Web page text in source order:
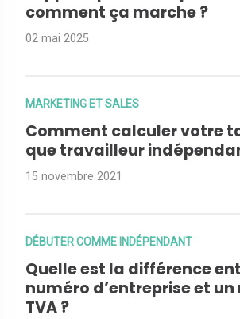
comment ça marche ?
02 mai 2025
MARKETING ET SALES
Comment calculer votre
que travailleur
15 novembre 2021
DÉBUTER COMME INDÉPENDANT
Quelle est la différence
numéro d’entreprise et
TVA ?